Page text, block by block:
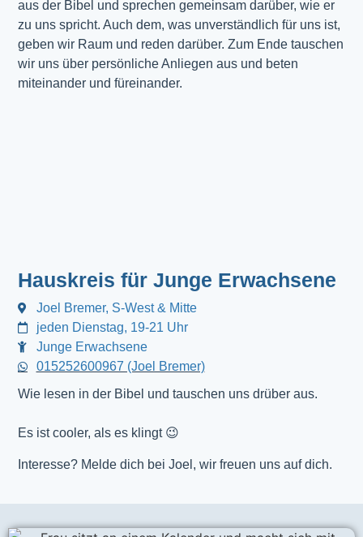
aus der Bibel und sprechen gemeinsam darüber, wie er
zu uns spricht. Auch dem, was unverständlich für uns ist,
geben wir Raum und reden darüber. Zum Ende tauschen
wir uns über persönliche Anliegen aus und beten
miteinander und füreinander.
Hauskreis für Junge Erwachsene
Joel Bremer, S-West & Mitte
jeden Dienstag, 19-21 Uhr
Junge Erwachsene
015252600967 (Joel Bremer)
Wie lesen in der Bibel und tauschen uns drüber aus.
Es ist cooler, als es klingt 😉
Interesse? Melde dich bei Joel, wir freuen uns auf dich.